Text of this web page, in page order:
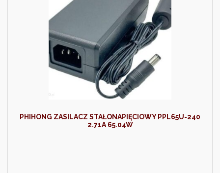
PHIHONG ZASILACZ STAŁONAPIĘCIOWY PPL65U-240
2.71A 65.04W